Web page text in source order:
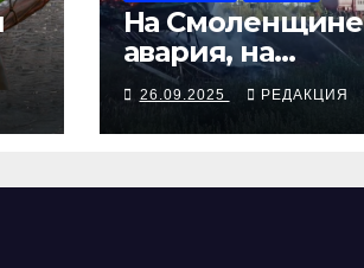
На Смоленщине
авария, на
Псковщине
взрыв
26.09.2025 РЕДАКЦИЯ